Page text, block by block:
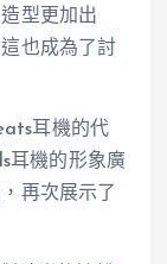
型更加出
也成為了討
耳機的代
耳機的形象廣
再次展示了